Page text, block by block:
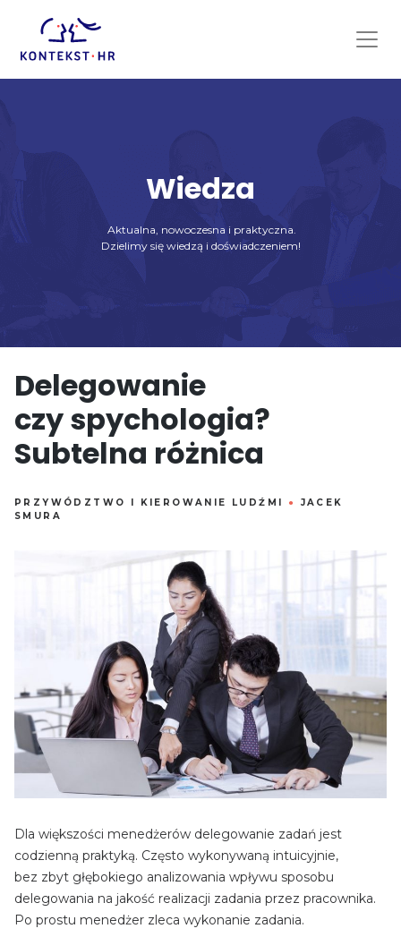
content
Wiedza
Aktualna, nowoczesna i praktyczna.
Dzielimy się wiedzą i doświadczeniem!
Delegowanie
czy spychologia?
Subtelna różnica
PRZYWÓDZTWO I KIEROWANIE LUDŹMI ●
JACEK
SMURA
Dla większości menedżerów delegowanie zadań jest
codzienną praktyką. Często wykonywaną intuicyjnie,
bez zbyt głębokiego analizowania wpływu sposobu
delegowania na jakość realizacji zadania przez pracownika.
Po prostu menedżer zleca wykonanie zadania.